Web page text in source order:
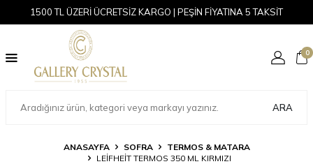
1500 TL ÜZERİ ÜCRETSİZ KARGO | PEŞİN FİYATINA 5 TAKSİT
ARA
0
ANASAYFA SOFRA
TERMOS & MATARA
LEIFHEIT TERMOS 350 ML KIRMIZI